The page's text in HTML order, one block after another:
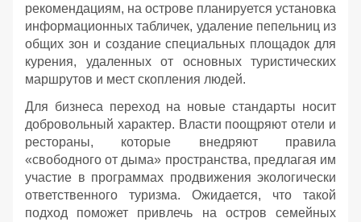
рекомендациям, на острове планируется установка
информационных табличек, удаление пепельниц из
общих зон и создание специальных площадок для
курения, удаленных от основных туристических
маршрутов и мест скопления людей.
Для бизнеса переход на новые стандарты носит
добровольный характер. Власти поощряют отели и
рестораны, которые внедряют правила
«свободного от дыма» пространства, предлагая им
участие в программах продвижения экологически
ответственного туризма. Ожидается, что такой
подход поможет привлечь на остров семейных